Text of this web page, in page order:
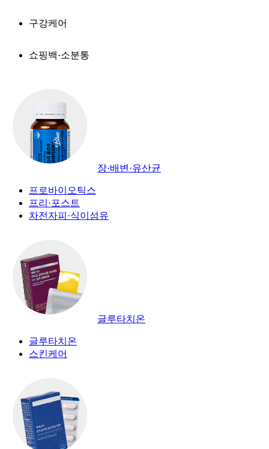
구강케어
쇼핑백·소분통
장·배변·유산균
프로바이오틱스
프리·포스트
차전자피·식이섬유
글루타치온
글루타치온
스킨케어